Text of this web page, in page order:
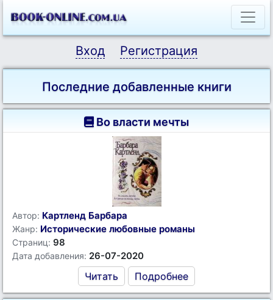
Вход Регистрация
Последние добавленные книги
Во власти мечты
Автор: Картленд Барбара
Жанр: Исторические любовные романы
Страниц: 98
Дата добавления: 26-07-2020
Читать Подробнее